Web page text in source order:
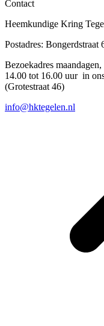
Contact
Heemkundige Kring
Postadres: Bongerdstraat
Bezoekadres
14.00 tot 16.00 uur in
(Grotestraat 46)
info@hktegelen.nl